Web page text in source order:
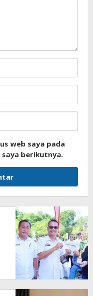
web saya pada
berikutnya.